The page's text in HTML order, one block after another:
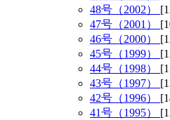
48号（2002）
47号（2001）
46号（2000）
45号（1999）
44号（1998）
43号（1997）
42号（1996）
41号（1995）